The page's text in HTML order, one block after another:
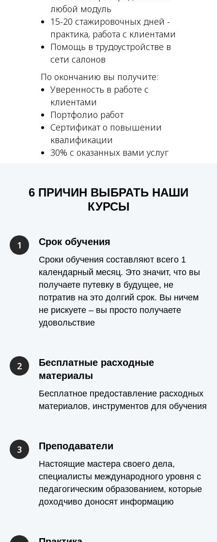
любой модуль
15-20 стажировочных дней -
практика, работа с клиентами
Помощь в трудоустройстве в
сети салонов
По окончанию вы получите:
Уверенность в работе с
клиентами
Портфолио работ
Сертификат о повышении
квалификации
30% с оказанных вами услуг
6 ПРИЧИН ВЫБРАТЬ НАШИ
КУРСЫ
Срок обучения
Сроки обучения составляют всего 1
календарный месяц. Это значит, что вы
получаете путевку в будущее, не
потратив на это долгий срок. Вы ничем
не рискуете – вы просто получаете
удовольствие
Бесплатные расходные
материалы
Бесплатное предоставление расходных
материалов, инструментов для обучения
Преподаватели
Настоящие мастера своего дела,
специалисты международного уровня с
педагогическим образованием, которые
доходчиво доносят информацию